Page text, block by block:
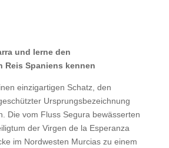
und lerne den
Reis Spaniens kennen
einzigartigen Schatz, den
Ursprungsbezeichnung
Die vom Fluss Segura bewässerten
der Virgen de la Esperanza
im Nordwesten Murcias zu einem